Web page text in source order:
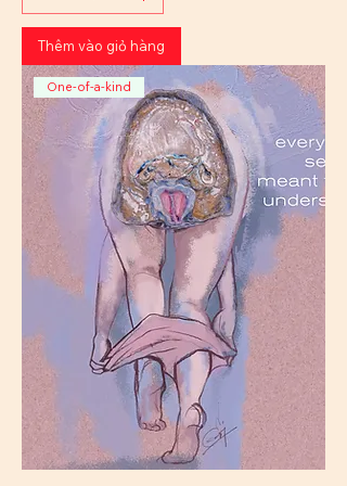
Thêm vào giỏ hàng
One-of-a-kind